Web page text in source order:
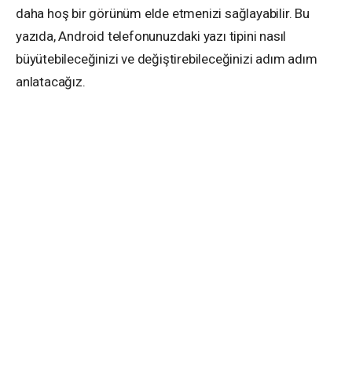
daha hoş bir görünüm elde etmenizi sağlayabilir. Bu
yazıda, Android telefonunuzdaki yazı tipini nasıl
büyütebileceğinizi ve değiştirebileceğinizi adım adım
anlatacağız.